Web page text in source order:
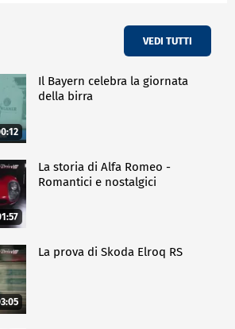
VEDI TUTTI
Il Bayern celebra la giornata
della birra
La storia di Alfa Romeo -
Romantici e nostalgici
La prova di Skoda Elroq RS